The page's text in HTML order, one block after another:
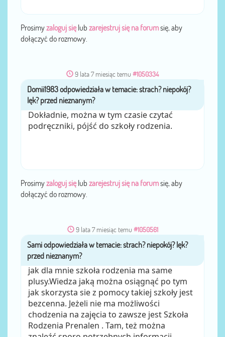
Prosimyzaloguj sięlub zarejestruj się na forumsię, aby
dołączyć do rozmowy.
9 lata 7 miesiąc temu #1050334
przezDomii1983
Dokładnie, można w tym czasie czytać
podręczniki, pójść do szkoły rodzenia.
Prosimyzaloguj sięlub zarejestruj się na forumsię, aby
dołączyć do rozmowy.
9 lata 7 miesiąc temu #1050561
przezSami
jak dla mnie szkoła rodzenia ma same
plusy.Wiedza jaką można osiągnąć po tym
jak skorzysta sie z pomocy takiej szkoły jest
bezcenna. Jeżeli nie ma możliwości
chodzenia na zajęcia to zawsze jest Szkoła
Rodzenia Prenalen . Tam, też można